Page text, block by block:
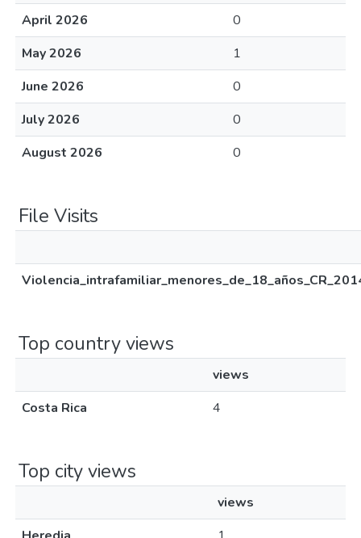
April 2026
0
May 2026
1
June 2026
0
July 2026
0
August 2026
0
File Visits
Top country views
views
Costa Rica
4
Top city views
views